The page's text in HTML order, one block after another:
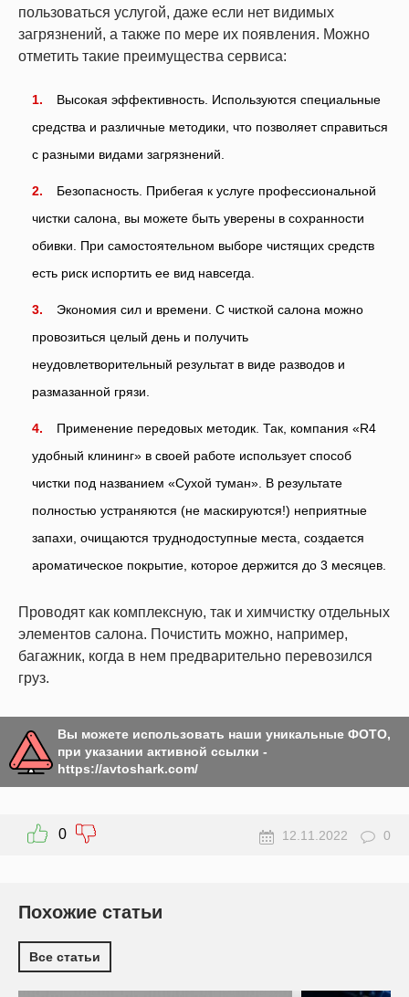
пользоваться услугой, даже если нет видимых
загрязнений, а также по мере их появления. Можно
отметить такие преимущества сервиса:
Высокая эффективность. Используются специальные
средства и различные методики, что позволяет справиться
с разными видами загрязнений.
Безопасность. Прибегая к услуге профессиональной
чистки салона, вы можете быть уверены в сохранности
обивки. При самостоятельном выборе чистящих средств
есть риск испортить ее вид навсегда.
Экономия сил и времени. С чисткой салона можно
провозиться целый день и получить
неудовлетворительный результат в виде разводов и
размазанной грязи.
Применение передовых методик. Так, компания «R4
удобный клининг» в своей работе использует способ
чистки под названием «Сухой туман». В результате
полностью устраняются (не маскируются!) неприятные
запахи, очищаются труднодоступные места, создается
ароматическое покрытие, которое держится до 3 месяцев.
Проводят как комплексную, так и химчистку отдельных
элементов салона. Почистить можно, например,
багажник, когда в нем предварительно перевозился
груз.
Вы можете использовать наши уникальные ФОТО,
при указании активной ссылки -
https://avtoshark.com/
0 12.11.2022 0
Похожие статьи
Все статьи